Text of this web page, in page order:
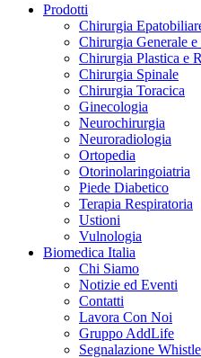
Prodotti
Chirurgia
Chirurgia Generale e
Chirurgia Plastica e
Chirurgia Spinale
Chirurgia Toracica
Ginecologia
Neurochirurgia
Neuroradiologia
Ortopedia
Otorinolaringoiatria
Piede Diabetico
Terapia Respiratoria
Ustioni
Vulnologia
Biomedica Italia
Chi Siamo
Notizie ed Eventi
Contatti
Lavora Con Noi
Gruppo AddLife
Segnalazione